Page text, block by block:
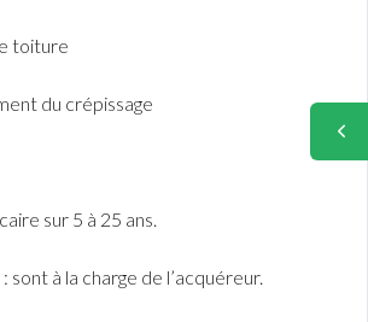
toiture
du crépissage
sur 5 à 25 ans.
sont à la charge de l’acquéreur.